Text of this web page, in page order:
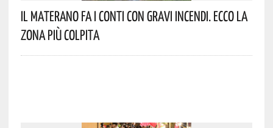
Il Materano Fa I Conti Con Gravi Incendi. Ecco La
Zona Più Colpita